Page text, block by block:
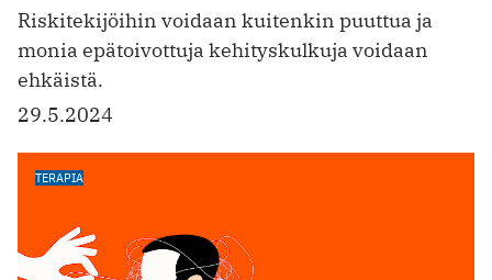
Riskitekijöihin voidaan kuitenkin puuttua ja
monia epätoivottuja kehityskulkuja voidaan
ehkäistä.
29.5.2024
TERAPIA